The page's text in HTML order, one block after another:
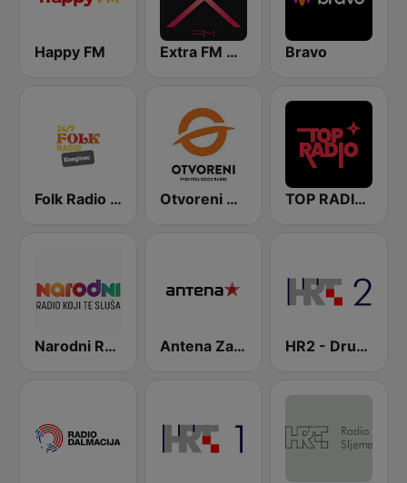
Happy FM Extra FM 93.6 Bravo
Folk Radio Kneginec Otvoreni Radio TOP RADIO 101
Narodni Radio Antena Zagreb HR2 - Drugi program